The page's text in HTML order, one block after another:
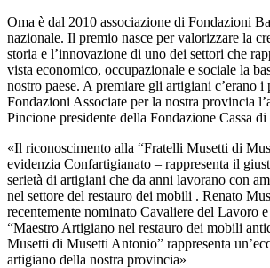
Oma è dal 2010 associazione di Fondazioni
nazionale. Il premio nasce per valorizzare la
storia e l’innovazione di uno dei settori che
vista economico, occupazionale e sociale la
nostro paese. A premiare gli artigiani c’erano i
Fondazioni Associate per la nostra provincia
Pincione presidente della Fondazione Cassa
«Il riconoscimento alla “Fratelli Musetti di
evidenzia Confartigianato – rappresenta il
serietà di artigiani che da anni lavorano con
nel settore del restauro dei mobili . Renato
recentemente nominato Cavaliere del Lavoro
“Maestro Artigiano nel restauro dei mobili
Musetti di Musetti Antonio” rappresenta
artigiano della nostra provincia»